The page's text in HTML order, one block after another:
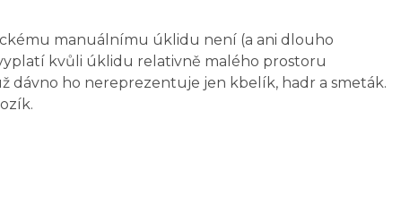
manuálnímu úklidu není (a ani dlouho
kvůli úklidu relativně malého prostoru
dávno ho nereprezentuje jen kbelík, hadr a smeták.